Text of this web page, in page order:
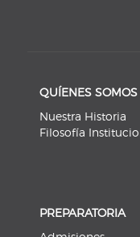
QUÍENES SOMOS
Nuestra Historia
Filosofía
PREPARATORIA